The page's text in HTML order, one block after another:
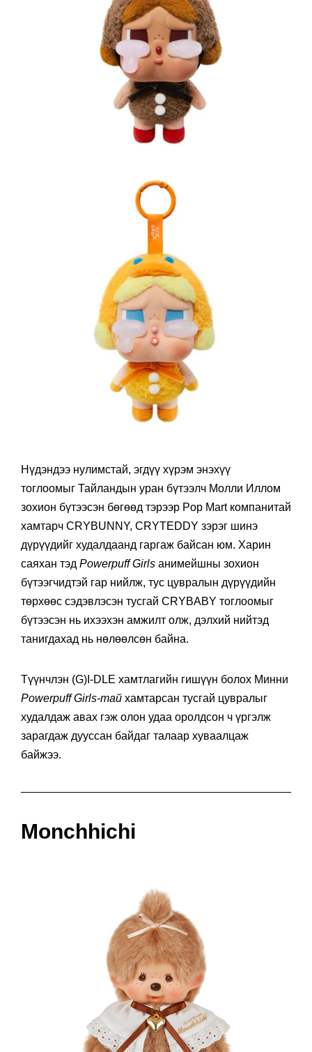
Нүдэндээ нулимстай, эгдүү хүрэм энэхүү
тоглоомыг Тайландын уран бүтээлч Молли Иллом
зохион бүтээсэн бөгөөд тэрээр Pop Mart компанитай
хамтарч CRYBUNNY, CRYTEDDY зэрэг шинэ
дүрүүдийг худалдаанд гаргаж байсан юм. Харин
саяхан тэд Powerpuff Girls анимейшны зохион
бүтээгчидтэй гар нийлж, тус цувралын дүрүүдийн
төрхөөс сэдэвлэсэн тусгай CRYBABY тоглоомыг
бүтээсэн нь ихээхэн амжилт олж, дэлхий нийтэд
танигдахад нь нөлөөлсөн байна.
Түүнчлэн (G)I-DLE хамтлагийн гишүүн болох Минни
Powerpuff Girls-тай хамтарсан тусгай цувралыг
худалдаж авах гэж олон удаа оролдсон ч үргэлж
зарагдаж дууссан байдаг талаар хуваалцаж
байжээ.
Monchhichi